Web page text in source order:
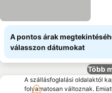
A pontos árak
válasszon dátumokat
Több
A szállásfoglalási oldalaktól
folyamatosan változnak.